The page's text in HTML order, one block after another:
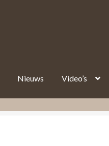
Nieuws Video’s